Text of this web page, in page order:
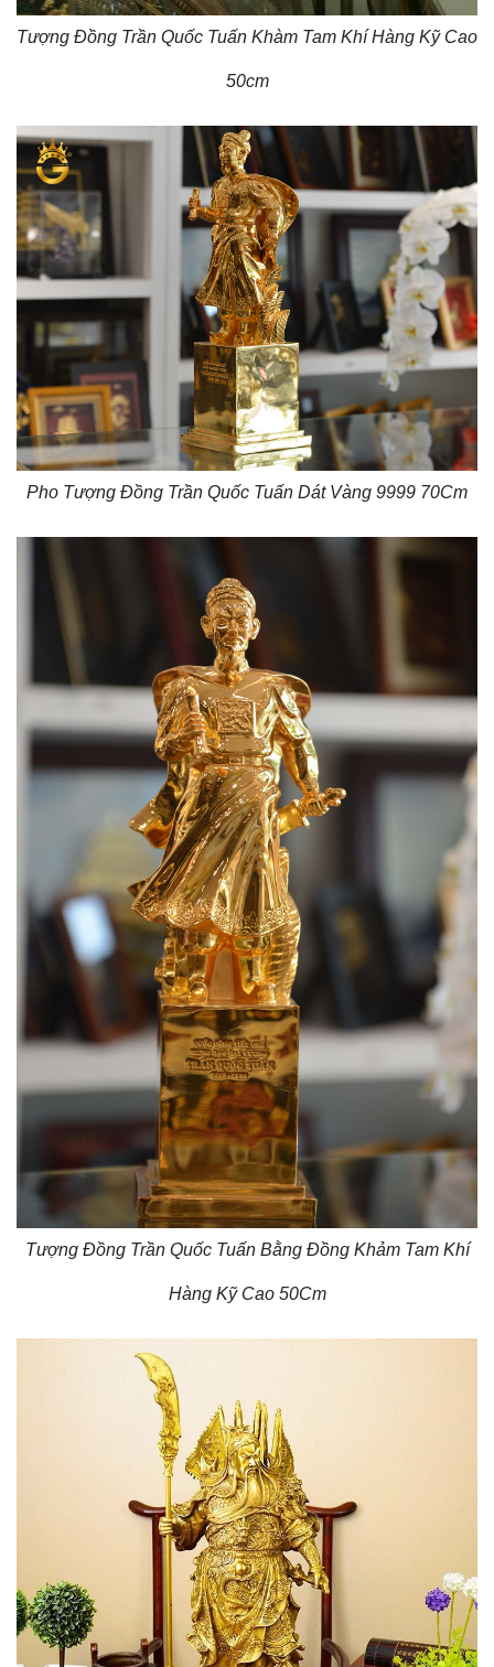
Tượng Đồng Trần Quốc Tuấn Khàm Tam Khí Hàng Kỹ Cao
50cm
Pho Tượng Đồng Trần Quốc Tuấn Dát Vàng 9999 70Cm
Tượng Đồng Trần Quốc Tuấn Bằng Đồng Khảm Tam Khí
Hàng Kỹ Cao 50Cm